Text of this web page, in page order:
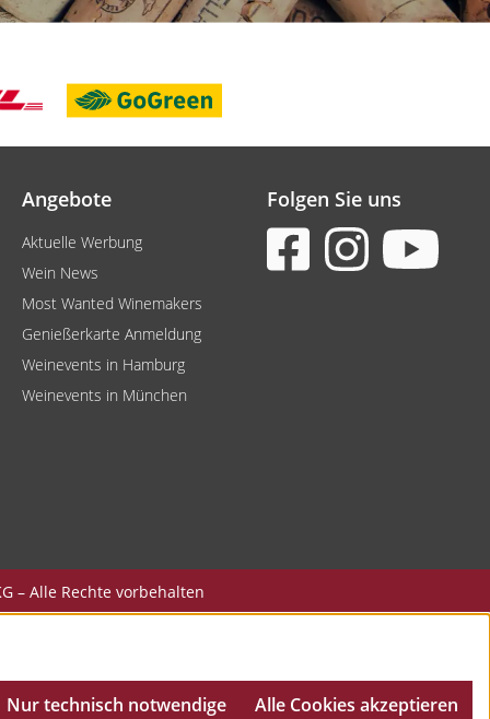
Angebote
Aktuelle Werbung
Wein News
Most Wanted Winemakers
Genießerkarte Anmeldung
Weinevents in Hamburg
Weinevents in München
Folgen Sie uns
– Alle Rechte vorbehalten
Nur technisch notwendige Alle Cookies akzeptieren